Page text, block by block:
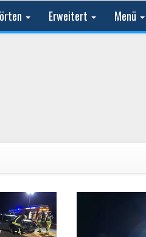
Erweitert Menü